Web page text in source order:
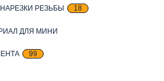
РЕЗЬБЫ 18
ДЛЯ МИНИ
99